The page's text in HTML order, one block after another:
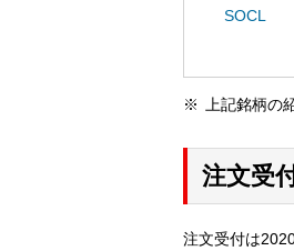
SOCL
上記銘柄の
注文受
注文受付は